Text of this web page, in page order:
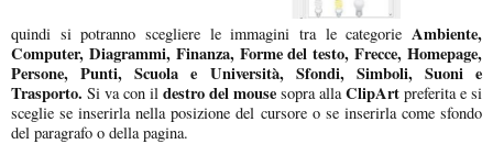
quindi si potranno scegliere le immagini tra le categorie Ambiente,
Computer, Diagrammi, Finanza, Forme del testo, Frecce, Homepage,
Persone, Punti, Scuola e Università, Sfondi, Simboli, Suoni e
Trasporto. Si va con il destro del mouse sopra allaClipArt preferita e si
sceglie se inserirla nella posizione del cursore o se inserirla come sfondo
del paragrafo o della pagina.